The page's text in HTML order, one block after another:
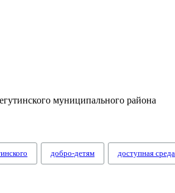
муниципального района
добро-детям доступная среда